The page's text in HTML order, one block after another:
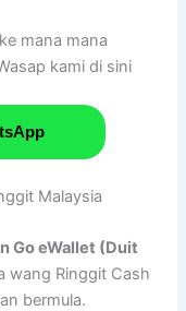
mana mana
kami di sini
Malaysia
Go eWallet (Duit
wang Ringgit Cash
bermula.